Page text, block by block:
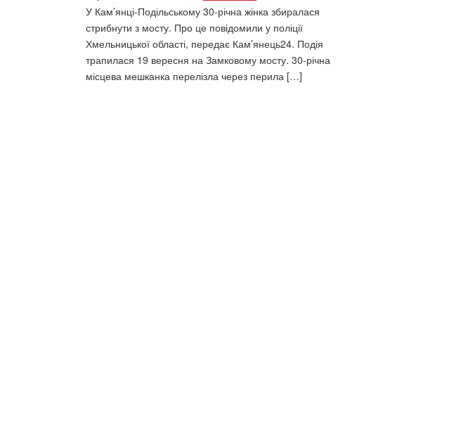
У Кам’янці-Подільському 30-річна жінка збиралася
стрибнути з мосту. Про це повідомили у поліції
Хмельницької області, передає Кам’янець24. Подія
трапилася 19 вересня на Замковому мосту. 30-річна
місцева мешканка перелізла через перила […]